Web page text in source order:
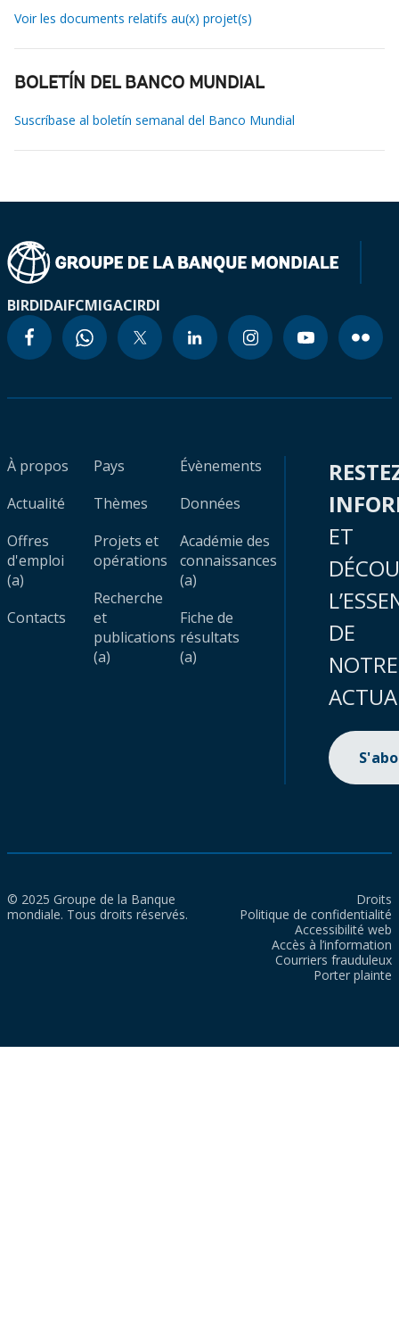
Voir les documents relatifs au(x) projet(s)
BOLETÍN DEL BANCO MUNDIAL
Suscríbase al boletín semanal del Banco Mundial
BIRDIDAIFCMIGACIRDI
À propos
Actualité
Offres
d'emploi
(a)
Contacts
Pays
Thèmes
Projets et
opérations
Recherche
et
publications
(a)
Évènements
Données
Académie des
connaissances
(a)
Fiche de
résultats
(a)
ET
DE
NOTRE
© 2025 Groupe de la Banque
mondiale. Tous droits réservés.
Droits
Politique de confidentialité
Accessibilité web
Accès à l’information
Courriers frauduleux
Porter plainte